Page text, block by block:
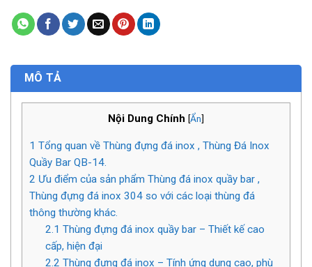
MÔ TẢ
Nội Dung Chính [Ẩn]
1 Tổng quan về Thùng đựng đá inox , Thùng Đá Inox
Quầy Bar QB-14.
2 Ưu điểm của sản phẩm Thùng đá inox quầy bar ,
Thùng đựng đá inox 304 so với các loại thùng đá
thông thường khác.
2.1 Thùng đựng đá inox quầy bar – Thiết kế cao
cấp, hiện đại
2.2 Thùng đựng đá inox – Tính ứng dụng cao, phù